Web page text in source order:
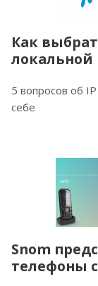
Как
локальной
5 вопросов об
себе
Snom
телефоны